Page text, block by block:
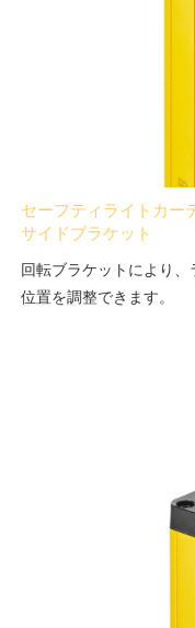
セーフティライトカー
サイドブラケット
回転ブラケットにより、
位置を調整できます。